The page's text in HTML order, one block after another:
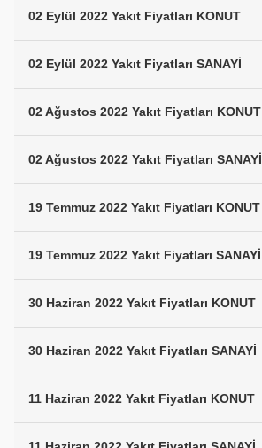
02 Eylül 2022 Yakıt Fiyatları KONUT
02 Eylül 2022 Yakıt Fiyatları SANAYİ
02 Ağustos 2022 Yakıt Fiyatları KONUT
02 Ağustos 2022 Yakıt Fiyatları SANAYİ
19 Temmuz 2022 Yakıt Fiyatları KONUT
19 Temmuz 2022 Yakıt Fiyatları SANAYİ
30 Haziran 2022 Yakıt Fiyatları KONUT
30 Haziran 2022 Yakıt Fiyatları SANAYİ
11 Haziran 2022 Yakıt Fiyatları KONUT